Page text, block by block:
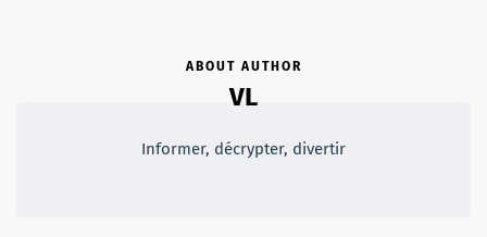
ABOUT AUTHOR
VL
Informer, décrypter, divertir